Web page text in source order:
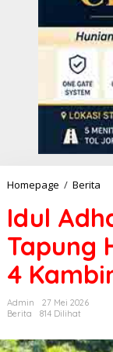
Homepage / Berita
u
l
A
d
h
a
7
Idul
Tapung
4
Admin
27 Mei 2026
Berita
814 Dilihat